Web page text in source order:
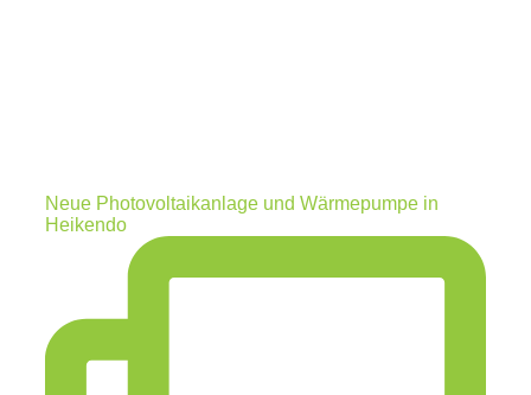
Neue Photovoltaikanlage und Wärmepumpe in
Heikendo